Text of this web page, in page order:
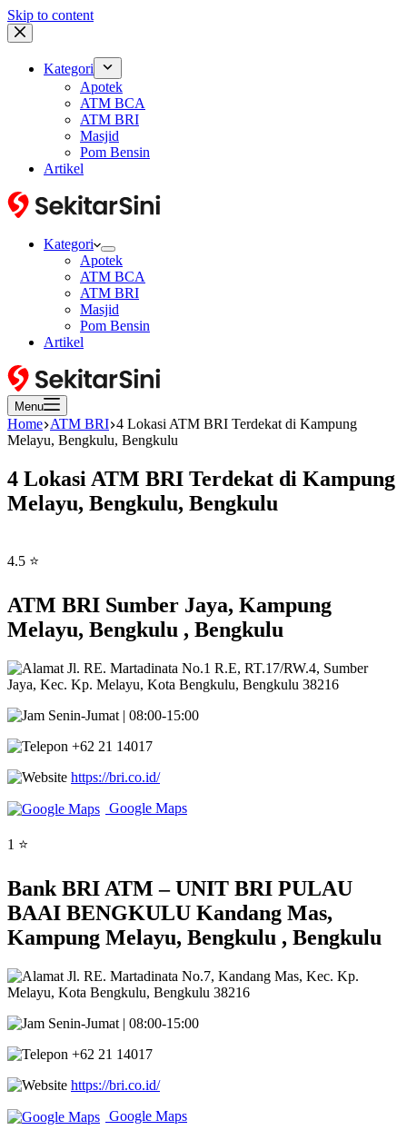
Skip to content
Kategori
Apotek
ATM BCA
ATM BRI
Masjid
Pom Bensin
Artikel
Kategori
Apotek
ATM BCA
ATM BRI
Masjid
Pom Bensin
Artikel
Menu
Home ATM BRI 4 Lokasi ATM BRI Terdekat di Kampung
Melayu, Bengkulu, Bengkulu
4 Lokasi ATM BRI Terdekat di Kampung
Melayu, Bengkulu, Bengkulu
4.5 ⭐
ATM BRI Sumber Jaya, Kampung
Melayu, Bengkulu , Bengkulu
Jl. RE. Martadinata No.1 R.E, RT.17/RW.4, Sumber
Jaya, Kec. Kp. Melayu, Kota Bengkulu, Bengkulu 38216
Senin-Jumat | 08:00-15:00
+62 21 14017
https://bri.co.id/
Google Maps
1 ⭐
Bank BRI ATM – UNIT BRI PULAU
BAAI BENGKULU Kandang Mas,
Kampung Melayu, Bengkulu , Bengkulu
Jl. RE. Martadinata No.7, Kandang Mas, Kec. Kp.
Melayu, Kota Bengkulu, Bengkulu 38216
Senin-Jumat | 08:00-15:00
+62 21 14017
https://bri.co.id/
Google Maps